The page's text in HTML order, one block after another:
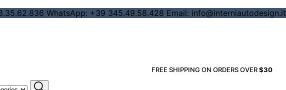
WhatsApp: +39 345.49.58.428 Email: info@interniautodesign.it
FREE SHIPPING ON ORDERS OVER$30